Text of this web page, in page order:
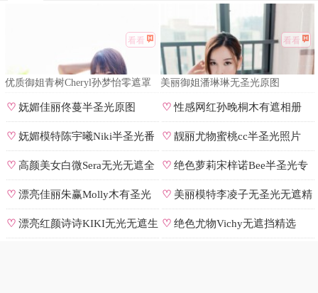
看看
优质御姐青树Cheryl孙梦怡零遮罩
看看
美丽御姐潘琳琳无圣光原图
♡妩媚佳丽佟蔓半圣光原图 ♡性感网红孙晚桐木有遮相册
♡妩媚模特陈宇曦Niki半圣光番
号
♡ 靓丽尤物蜜桃cc半圣光照片
♡高颜美女白微Sera无光无遮全
集
♡ 绝色萝莉宋梓诺Bee半圣光专
辑
♡漂亮佳丽朱赢Molly木有圣光
原图
♡ 美丽模特李凌子无圣光无遮精
选
♡漂亮红颜诗诗KIKI无光无遮生 ♡ 绝色尤物Vichy无遮挡精选